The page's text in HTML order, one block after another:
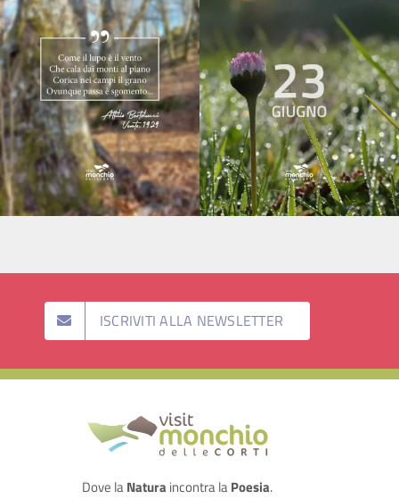
ISCRIVITI ALLA NEWSLETTER
Dove laNatura incontra laPoesia.